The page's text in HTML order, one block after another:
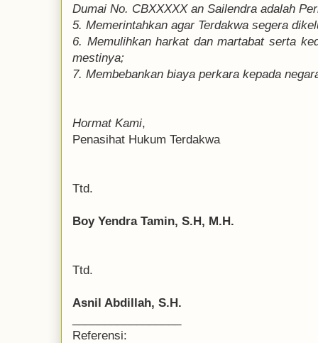
Dumai No. CBXXXXX an Sailendra adalah
5. Memerintahkan agar Terdakwa segera
6. Memulihkan harkat dan martabat serta
mestinya;
7. Membebankan biaya perkara kepada
Hormat Kami,
Penasihat Hukum Terdakwa
Ttd.
Boy Yendra Tamin, S.H, M.H.
Ttd.
Asnil Abdillah, S.H.
Referensi: